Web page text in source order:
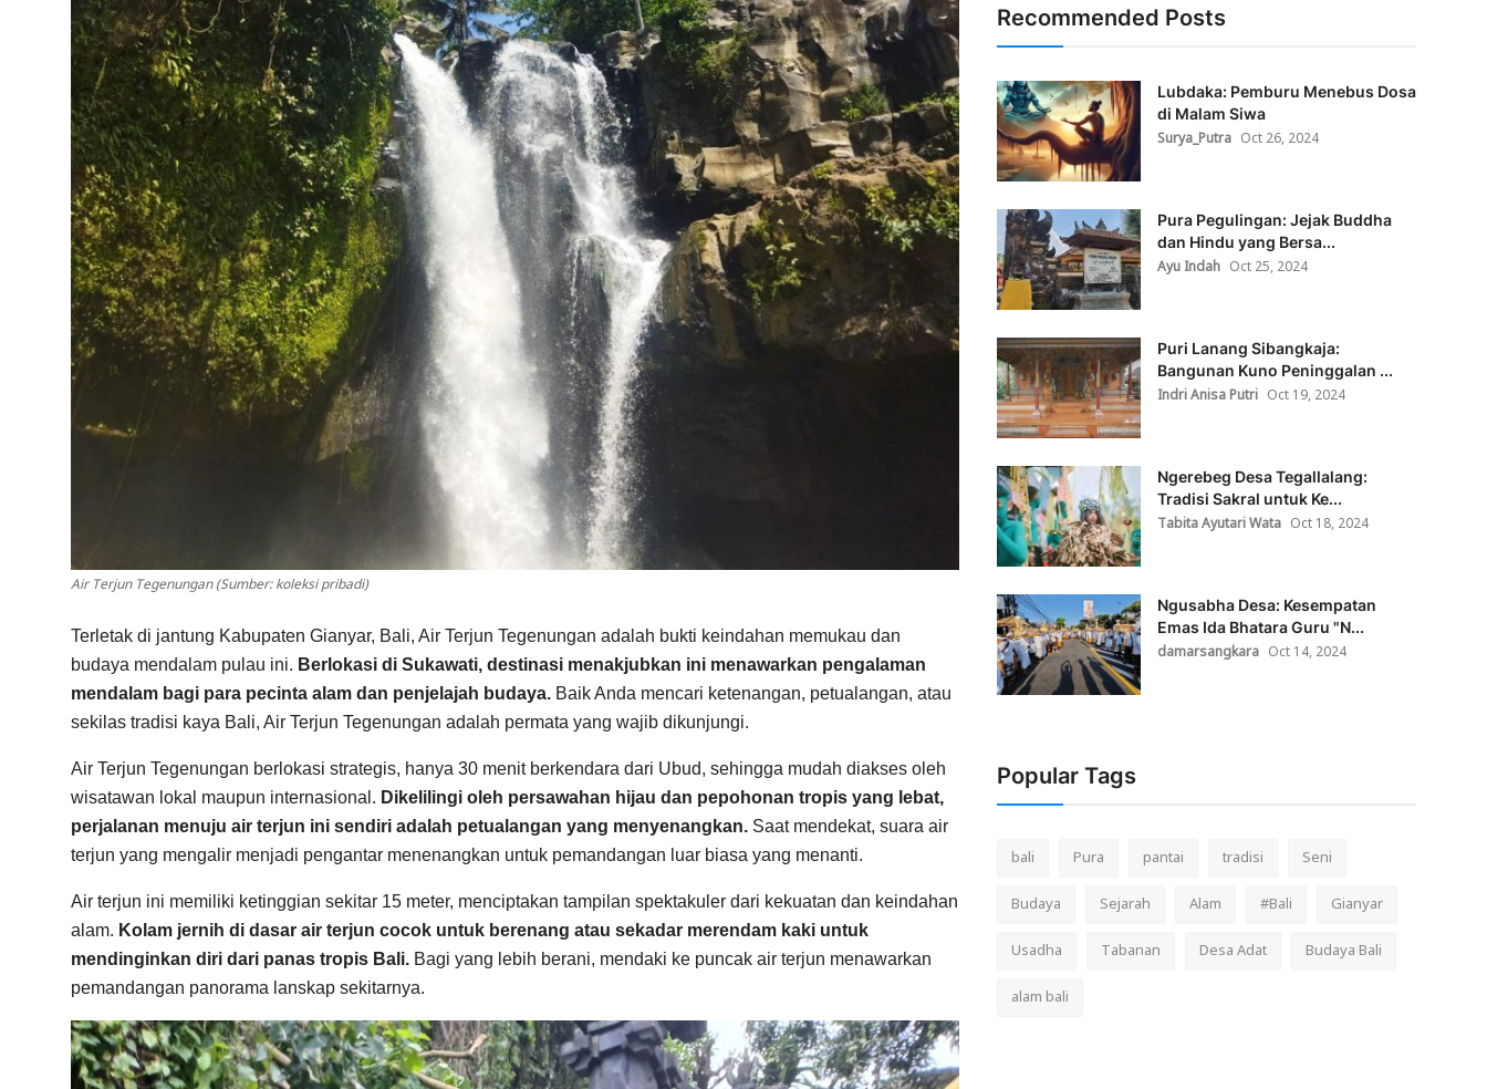
Air Terjun Tegenungan (Sumber: koleksi pribadi)
Terletak di jantung Kabupaten Gianyar, Bali, Air Terjun Tegenungan adalah bukti keindahan memukau dan
budaya mendalam pulau ini. Berlokasi di Sukawati, destinasi menakjubkan ini menawarkan pengalaman
mendalam bagi para pecinta alam dan penjelajah budaya. Baik Anda mencari ketenangan, petualangan, atau
sekilas tradisi kaya Bali, Air Terjun Tegenungan adalah permata yang wajib dikunjungi.
Air Terjun Tegenungan berlokasi strategis, hanya 30 menit berkendara dari Ubud, sehingga mudah diakses oleh
wisatawan lokal maupun internasional. Dikelilingi oleh persawahan hijau dan pepohonan tropis yang lebat,
perjalanan menuju air terjun ini sendiri adalah petualangan yang menyenangkan. Saat mendekat, suara air
terjun yang mengalir menjadi pengantar menenangkan untuk pemandangan luar biasa yang menanti.
Air terjun ini memiliki ketinggian sekitar 15 meter, menciptakan tampilan spektakuler dari kekuatan dan keindahan
alam. Kolam jernih di dasar air terjun cocok untuk berenang atau sekadar merendam kaki untuk
mendinginkan diri dari panas tropis Bali. Bagi yang lebih berani, mendaki ke puncak air terjun menawarkan
pemandangan panorama lanskap sekitarnya.
Recommended Posts
Lubdaka: Pemburu Menebus Dosa
di Malam Siwa
Surya_Putra Oct 26, 2024
Pura Pegulingan: Jejak Buddha
dan Hindu yang Bersa...
Ayu Indah Oct 25, 2024
Puri Lanang Sibangkaja:
Bangunan Kuno Peninggalan ...
Indri Anisa Putri Oct 19, 2024
Ngerebeg Desa Tegallalang:
Tradisi Sakral untuk Ke...
Tabita Ayutari Wata Oct 18, 2024
Ngusabha Desa: Kesempatan
Emas Ida Bhatara Guru "N...
damarsangkara Oct 14, 2024
Popular Tags
bali Pura pantai tradisi
Seni
Budaya
Sejarah Alam #Bali
Gianyar
Usadha
Tabanan Desa Adat
Budaya Bali
alam bali